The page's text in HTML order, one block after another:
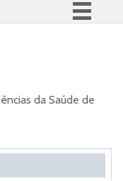
à informação
Canais
da Saúde de